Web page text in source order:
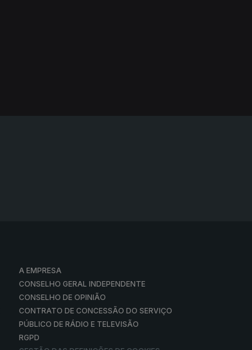
A EMPRESA
CONSELHO GERAL INDEPENDENTE
CONSELHO DE OPINIÃO
CONTRATO DE CONCESSÃO DO SERVIÇO
PÚBLICO DE RÁDIO E TELEVISÃO
RGPD